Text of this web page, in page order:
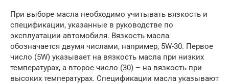
При выборе масла необходимо учитывать вязкость и
спецификации, указанные в руководстве по
эксплуатации автомобиля. Вязкость масла
обозначается двумя числами, например, 5W-30. Первое
число (5W) указывает на вязкость масла при низких
температурах, а второе число (30) – на вязкость при
высоких температурах. Спецификации масла указывают